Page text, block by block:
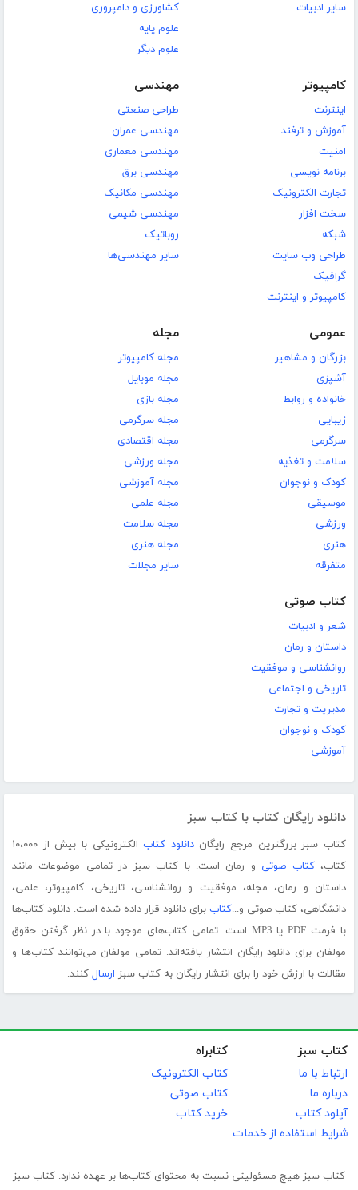
سایر ادبیات
کشاورزی و دامپروری
علوم پایه
علوم دیگر
کامپیوتر
اینترنت
آموزش و ترفند
امنیت
برنامه نویسی
تجارت الکترونیک
سخت افزار
شبکه
طراحی وب سایت
گرافیک
کامپیوتر و اینترنت
مهندسی
طراحی صنعتی
مهندسی عمران
مهندسی معماری
مهندسی برق
مهندسی مکانیک
مهندسی شیمی
روباتیک
سایر مهندسی‌ها
عمومی
بزرگان و مشاهیر
آشپزی
خانواده و روابط
زیبایی
سرگرمی
سلامت و تغذیه
کودک و نوجوان
موسیقی
ورزشی
هنری
متفرقه
مجله
مجله کامپیوتر
مجله موبایل
مجله بازی
مجله سرگرمی
مجله اقتصادی
مجله ورزشی
مجله آموزشی
مجله علمی
مجله سلامت
مجله هنری
سایر مجلات
کتاب صوتی
شعر و ادبیات
داستان و رمان
روانشناسی و موفقیت
تاریخی و اجتماعی
مدیریت و تجارت
کودک و نوجوان
آموزشی
دانلود رایگان کتاب با کتاب سبز
کتاب سبز بزرگترین مرجع رایگاندانلود کتاب
الکترونیکی با بیش از ۱۰،۰۰۰
کتاب،کتاب صوتی و رمان است. با کتاب سبز در تمامی موضوعات مانند
داستان و رمان، مجله، موفقیت و روانشناسی، تاریخی، کامپیوتر، علمی،
دانشگاهی، کتاب صوتی و...کتاب برای دانلود قرار داده شده است. دانلود کتاب‌ها
با فرمت PDF یا MP3 است. تمامی کتاب‌های موجود با در نظر گرفتن حقوق
مولفان برای دانلود رایگان انتشار یافته‌اند. تمامی مولفان می‌توانند کتاب‌ها و
مقالات با ارزش خود را برای انتشار رایگان به کتاب سبز ارسال کنند.
کتاب سبز
ارتباط با ما
درباره ما
آپلود کتاب
شرایط استفاده از خدمات
کتابراه
کتاب الکترونیک
کتاب صوتی
خرید کتاب
کتاب سبز هیچ مسئولیتی نسبت به محتوای کتاب‌ها بر عهده ندارد. کتاب سبز